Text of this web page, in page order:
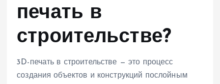
печать в
строительстве?
3D-печать в строительстве — это процесс
создания объектов и конструкций послойным